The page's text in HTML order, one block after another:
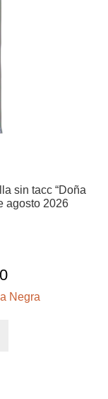
sin tacc “Doña
agosto 2026
El
precio
Negra